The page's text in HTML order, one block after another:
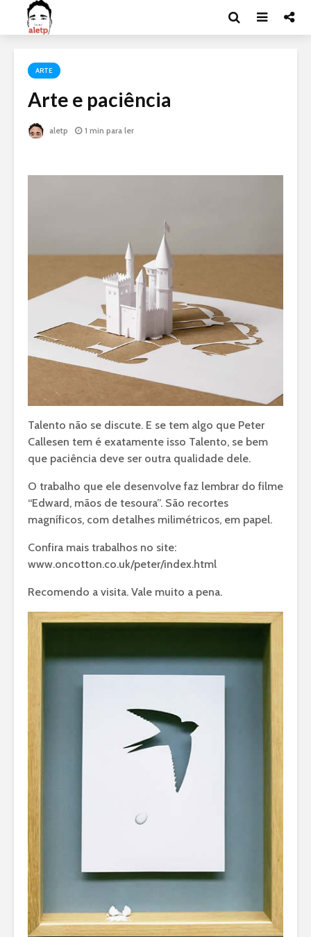
ARTE
Arte e paciência
aletp 1 min para ler
Talento não se discute. E se tem algo que Peter
Callesen tem é exatamente isso Talento, se bem
que paciência deve ser outra qualidade dele.
O trabalho que ele desenvolve faz lembrar do filme
“Edward, mãos de tesoura”. São recortes
magníficos, com detalhes milimétricos, em papel.
Confira mais trabalhos no site:
www.oncotton.co.uk/peter/index.html
Recomendo a visita. Vale muito a pena.